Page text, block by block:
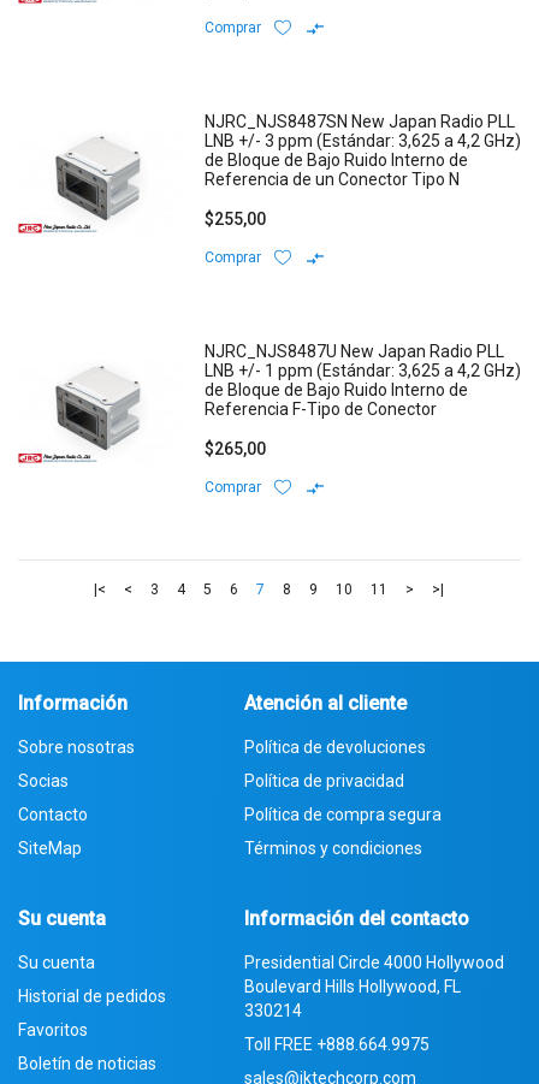
Comprar
NJRC_NJS8487SN New Japan Radio PLL
LNB +/- 3 ppm (Estándar: 3,625 a 4,2 GHz)
de Bloque de Bajo Ruido Interno de
Referencia de un Conector Tipo N
$255,00
Comprar
NJRC_NJS8487U New Japan Radio PLL
LNB +/- 1 ppm (Estándar: 3,625 a 4,2 GHz)
de Bloque de Bajo Ruido Interno de
Referencia F-Tipo de Conector
$265,00
Comprar
|< < 3 4 5 6 7 8 9 10 11 > >|
Información
Sobre nosotras
Socias
Contacto
SiteMap
Atención al cliente
Política de devoluciones
Política de privacidad
Política de compra segura
Términos y condiciones
Su cuenta
Su cuenta
Historial de pedidos
Favoritos
Boletín de noticias
Información del contacto
Presidential Circle 4000 Hollywood
Boulevard Hills Hollywood, FL
330214
Toll FREE +888.664.9975
sales@iktechcorp.com